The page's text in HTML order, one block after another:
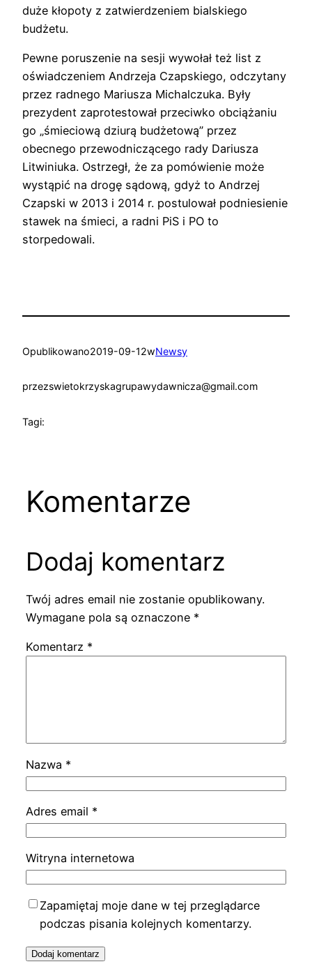
duże kłopoty z zatwierdzeniem bialskiego
budżetu.
Pewne poruszenie na sesji wywołał też list z
oświadczeniem Andrzeja Czapskiego, odczytany
przez radnego Mariusza Michalczuka. Były
prezydent zaprotestował przeciwko obciążaniu
go „śmieciową dziurą budżetową” przez
obecnego przewodniczącego rady Dariusza
Litwiniuka. Ostrzegł, że za pomówienie może
wystąpić na drogę sądową, gdyż to Andrzej
Czapski w 2013 i 2014 r. postulował podniesienie
stawek na śmieci, a radni PiS i PO to
storpedowali.
Opublikowano2019-09-12wNewsy
przezswietokrzyskagrupawydawnicza@gmail.com
Tagi:
Komentarze
Dodaj komentarz
Twój adres email nie zostanie opublikowany.
Wymagane pola są oznaczone *
Komentarz *
Nazwa *
Adres email *
Witryna internetowa
Zapamiętaj moje dane w tej przeglądarce
podczas pisania kolejnych komentarzy.